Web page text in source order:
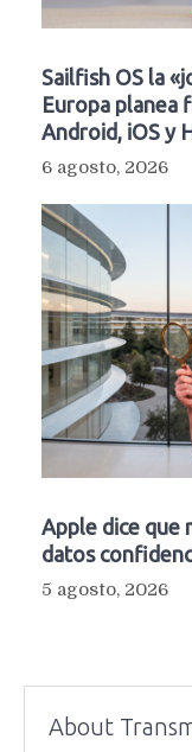
Sailfish OS la
Europa planea
Android, iOS y
6 agosto, 2026
Apple dice que
datos
5 agosto, 2026
About